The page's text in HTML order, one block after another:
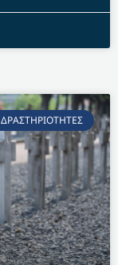
ΔΡΑΣΤΗΡΙΟΤΗΤΕΣ